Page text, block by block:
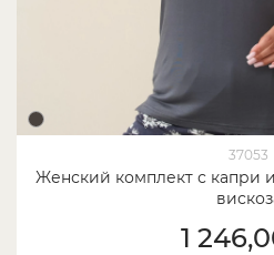
37053
Женский комплект с капри
1